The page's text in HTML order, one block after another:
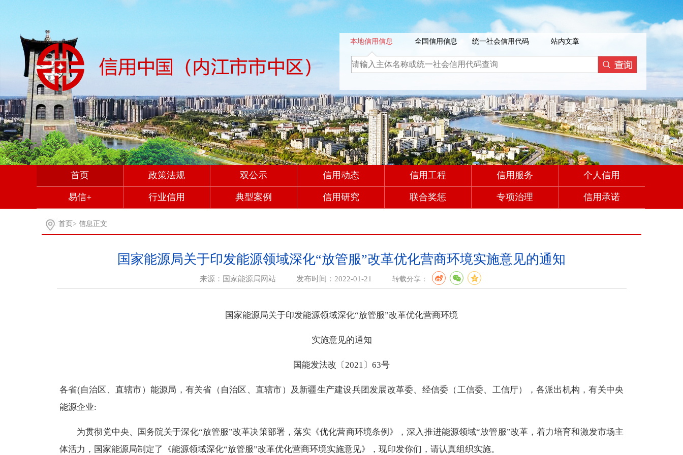
本地信用信息 全国信用信息 统一社会信用代码 站内文章
首页 政策法规 双公示 信用动态 信用工程 信用服务 个人信用
易信+ 行业信用 典型案例 信用研究 联合奖惩 专项治理 信用承诺
首页 > 信息正文
国家能源局关于印发能源领域深化“放管服”改革优化营商环境实施意见的通知
来源： 国家能源局网站 发布时间： 2022-01-21 转载分享：
国家能源局关于印发能源领域深化“放管服”改革优化营商环境
实施意见的通知
国能发法改〔2021〕63号
各省(自治区、直辖市）能源局，有关省（自治区、直辖市）及新疆生产建设兵团发展改革委、经信委（工信委、工信厅），各派出机构，有关中央
能源企业:
为贯彻党中央、国务院关于深化“放管服”改革决策部署，落实《优化营商环境条例》，深入推进能源领域“放管服”改革，着力培育和激发市场主
体活力，国家能源局制定了《能源领域深化“放管服”改革优化营商环境实施意见》，现印发你们，请认真组织实施。